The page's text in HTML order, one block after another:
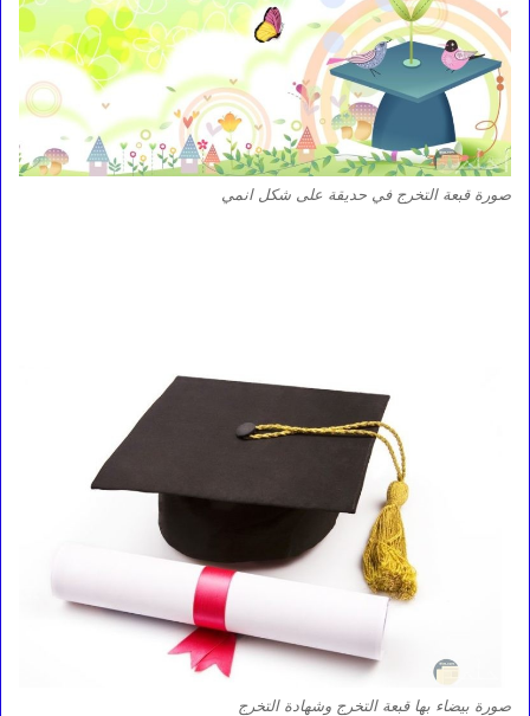
صورة قبعة التخرج في حديقة على شكل انمي
صورة بيضاء بها قبعة التخرج وشهادة التخرج